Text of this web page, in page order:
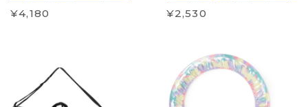
¥4,180 ¥2,530